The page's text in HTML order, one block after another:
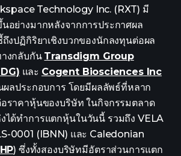
Technology Inc. (RXT) มี
อย่างมากหลังจากการประกาศผล
งปฏิกิริยาเชิงบวกของนักลงทุนต่อผล
างกลับกัน Transdigm Group
และ Cogent Biosciences Inc
ผลประกอบการ โดยมีผลลัพธ์ที่หลาก
ราคาหุ้นของบริษัท ในกิจกรรมตลาด
ได้ทำการแตกหุ้นในวันนี้ รวมถึง VELA
0001 (IBNN) และ Caledonian
) ซึ่งทั้งสองบริษัทมีอัตราส่วนการแตก